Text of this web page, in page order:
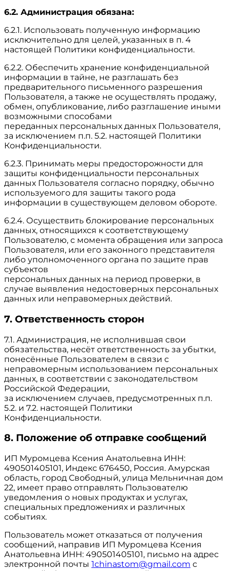
6.2. Администрация обязана:
6.2.1. Использовать полученную информацию
исключительно для целей, указанных в п. 4
настоящей Политики конфиденциальности.
6.2.2. Обеспечить хранение конфиденциальной
информации в тайне, не разглашать без
предварительного письменного разрешения
Пользователя, а также не осуществлять продажу,
обмен, опубликование, либо разглашение иными
возможными способами
переданных персональных данных Пользователя,
за исключением п.п. 5.2. настоящей Политики
Конфиденциальности.
6.2.3. Принимать меры предосторожности для
защиты конфиденциальности персональных
данных Пользователя согласно порядку, обычно
используемого для защиты такого рода
информации в существующем деловом обороте.
6.2.4. Осуществить блокирование персональных
данных, относящихся к соответствующему
Пользователю, с момента обращения или запроса
Пользователя, или его законного представителя
либо уполномоченного органа по защите прав
субъектов
персональных данных на период проверки, в
случае выявления недостоверных персональных
данных или неправомерных действий.
7. Ответственность сторон
7.1. Администрация, не исполнившая свои
обязательства, несёт ответственность за убытки,
понесённые Пользователем в связи с
неправомерным использованием персональных
данных, в соответствии с законодательством
Российской Федерации,
за исключением случаев, предусмотренных п.п.
5.2. и 7.2. настоящей Политики
Конфиденциальности.
8. Положение об отправке сообщений
ИП Муромцева Ксения Анатольевна ИНН:
490501405101, Индекс 676450, Россия. Амурская
область, город Свободный, улица Мельничная дом
22, имеет право отправлять Пользователю
уведомления о новых продуктах и услугах,
специальных предложениях и различных
событиях.
Пользователь может отказаться от получения
сообщений, направив ИП Муромцева Ксения
Анатольевна ИНН: 490501405101, письмо на адрес
электронной почты 1chinastom@gmail.com с